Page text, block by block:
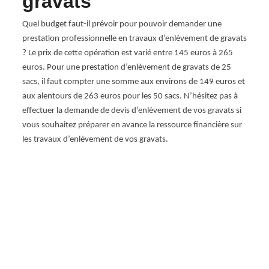
Quel budget faut-il prévoir pour pouvoir demander une
prestation professionnelle en travaux d’enlèvement de gravats
? Le prix de cette opération est varié entre 145 euros à 265
euros. Pour une prestation d’enlèvement de gravats de 25
sacs, il faut compter une somme aux environs de 149 euros et
aux alentours de 263 euros pour les 50 sacs. N’hésitez pas à
effectuer la demande de devis d’enlèvement de vos gravats si
vous souhaitez préparer en avance la ressource financière sur
les travaux d’enlèvement de vos gravats.